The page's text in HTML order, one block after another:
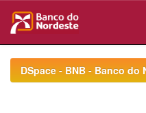
navigationDSpace - BNB - Banco do